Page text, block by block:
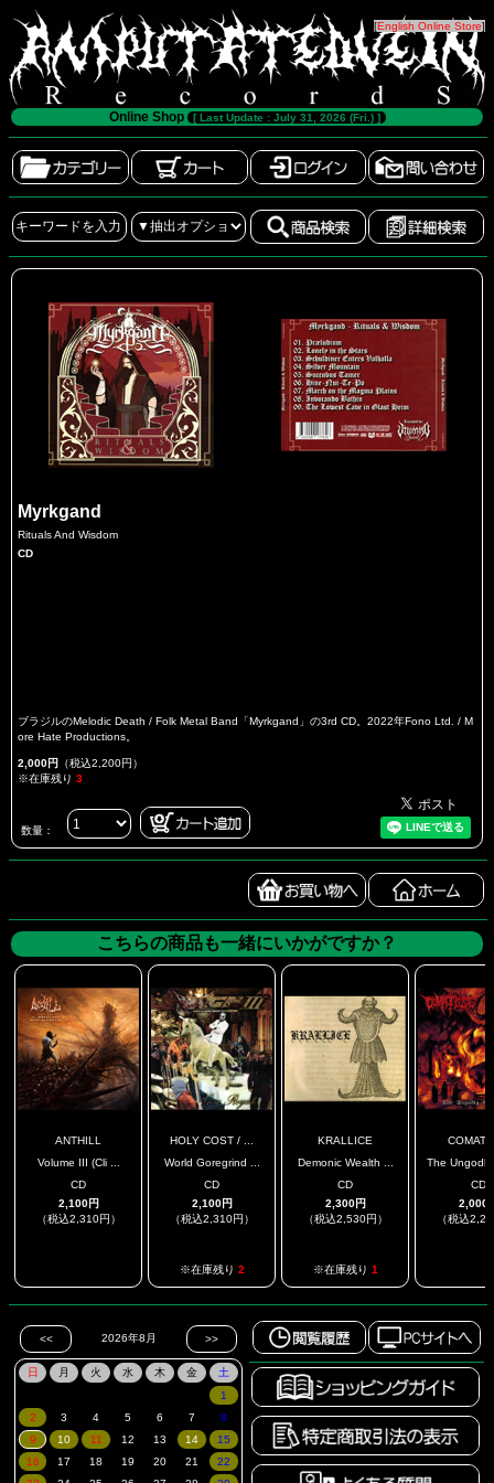
[English Online Store]
Online Shop [ Last Update : July 31, 2026 (Fri.) ]
Myrkgand
Rituals And Wisdom
CD
ブラジルのMelodic Death / Folk Metal Band「Myrkgand」の3rd CD。2022年Fono Ltd. / M
ore Hate Productions。
2,000円 （税込2,200円）
※在庫残り 3
数量：
こちらの商品も一緒にいかがですか？
ANTHILL
Volume III (Cli ...
CD
2,100円
（税込2,310円）
HOLY COST / ...
World Goregrind ...
CD
2,100円
（税込2,310円）
※在庫残り 2
KRALLICE
Demonic Wealth ...
CD
2,300円
（税込2,530円）
※在庫残り 1
The
CD
2,000
（税込